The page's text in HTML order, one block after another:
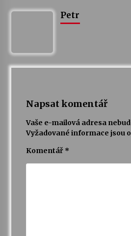
3. 7. 2026
Petr
Napsat komentář
Vaše e-mailová adresa
Vyžadované informace jsou
Komentář *